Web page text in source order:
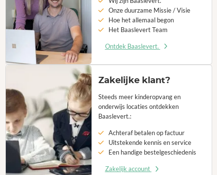
Onze duurzame Missie / Visie
Hoe het allemaal begon
Het Baaslevert Team
Ontdek Baaslevert.
Zakelijke klant?
Steeds meer kinderopvang en
onderwijs locaties ontdekken
Baaslevert.:
Achteraf betalen op factuur
Uitstekende kennis en service
Een handige bestelgeschiedenis
Zakelijk account